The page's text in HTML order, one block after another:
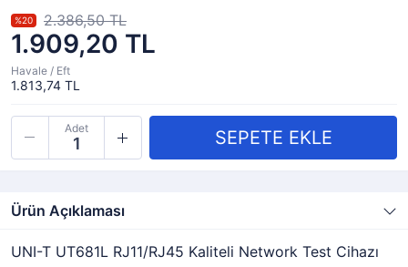
1.909,20 TL
%20 2.386,50 TL
Havale / Eft
1.813,74 TL
Adet
Ürün Açıklaması
UNI-T UT681L RJ11/RJ45 Kaliteli Network Test Cihazı